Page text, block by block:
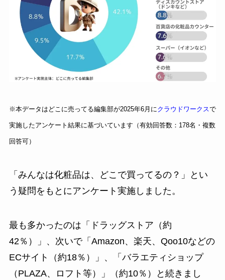
※本データはどこに売ってる編集部が2025年6月にクラウドワークスで
実施したアンケート結果に基づいています（有効回答数：178名・複数
回答可）
「みんなは化粧品は、どこで買ってるの？」とい
う疑問をもとにアンケート実施しました。
最も多かったのは「ドラッグストア（約
42％）」、次いで「Amazon、楽天、Qoo10などの
ECサイト（約18％）」、「バラエティショップ
（PLAZA、ロフト等）」（約10％）と続きまし